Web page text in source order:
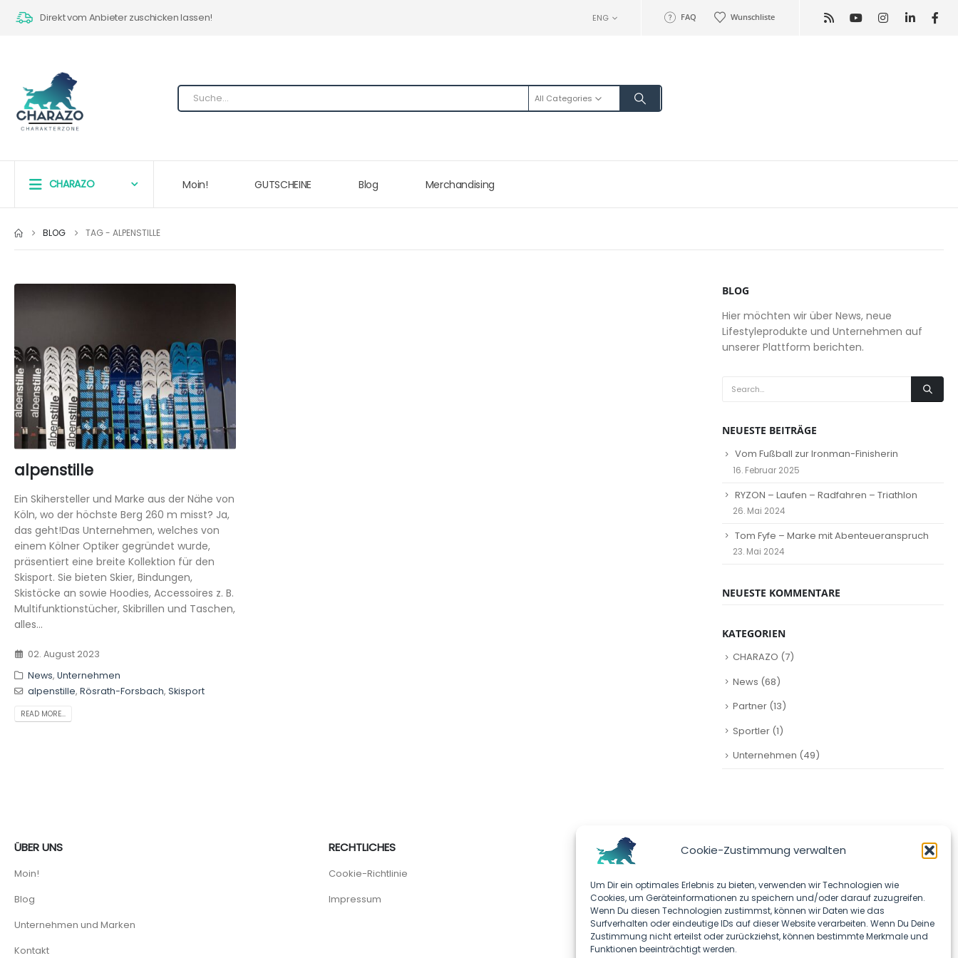
Cookie-Zustimmung verwalten
Um Dir ein optimales Erlebnis zu bieten, verwenden wir Technologien wie
Cookies, um Geräteinformationen zu speichern und/oder darauf zuzugreifen.
Wenn Du diesen Technologien zustimmst, können wir Daten wie das
Surfverhalten oder eindeutige IDs auf dieser Website verarbeiten. Wenn Du Deine
Zustimmung nicht erteilst oder zurückziehst, können bestimmte Merkmale und
Funktionen beeinträchtigt werden.
Direkt vom Anbieter zuschicken lassen! ENG FAQ Wunschliste
All Categories
CHARAZO Moin! GUTSCHEINE Blog Merchandising
BLOG TAG - ALPENSTILLE
alpenstille
Ein Skihersteller und Marke aus der Nähe von
Köln, wo der höchste Berg 260 m misst? Ja,
das geht!Das Unternehmen, welches von
einem Kölner Optiker gegründet wurde,
präsentiert eine breite Kollektion für den
Skisport. Sie bieten Skier, Bindungen,
Skistöcke an sowie Hoodies, Accessoires z. B.
Multifunktionstücher, Skibrillen und Taschen,
alles...
02. August 2023
News, Unternehmen
alpenstille, Rösrath-Forsbach, Skisport
READ MORE...
BLOG
Hier möchten wir über News, neue
Lifestyleprodukte und Unternehmen auf
unserer Plattform berichten.
NEUESTE BEITRÄGE
Vom Fußball zur Ironman-Finisherin
16. Februar 2025
RYZON – Laufen – Radfahren – Triathlon
26. Mai 2024
Tom Fyfe – Marke mit Abenteueranspruch
23. Mai 2024
NEUESTE KOMMENTARE
KATEGORIEN
CHARAZO (7)
News (68)
Partner (13)
Sportler (1)
Unternehmen (49)
ÜBER UNS
Moin!
Blog
Unternehmen und Marken
Kontakt
RECHTLICHES
Cookie-Richtlinie
Impressum
SOCIAL MEDIA